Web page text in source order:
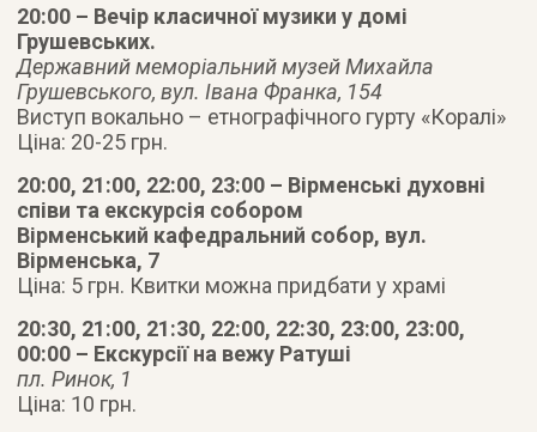
20:00 – Вечір класичної музики у домі
Грушевських.
Державний меморіальний музей Михайла
Грушевського, вул. Івана Франка, 154
Виступ вокально – етнографічного гурту «Коралі»
Ціна: 20-25 грн.
20:00, 21:00, 22:00, 23:00 – Вірменські духовні
співи та екскурсія собором
Вірменський кафедральний собор, вул.
Вірменська, 7
Ціна: 5 грн. Квитки можна придбати у храмі
20:30, 21:00, 21:30, 22:00, 22:30, 23:00, 23:00,
00:00 – Екскурсії на вежу Ратуші
пл. Ринок, 1
Ціна: 10 грн.